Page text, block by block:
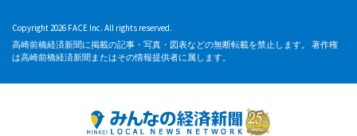
Copyright 2026 FACE Inc. All rights reserved.
高崎前橋経済新聞に掲載の記事・写真・図表などの無断転載を禁止します。 著作権
は高崎前橋経済新聞またはその情報提供者に属します。